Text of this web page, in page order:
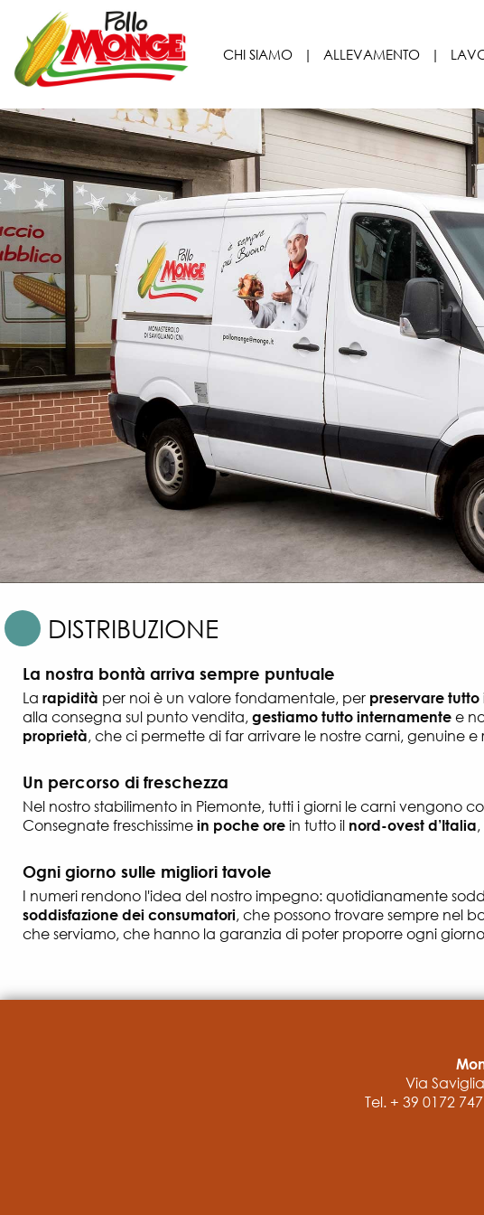
CHI SIAMO | ALLEVAMENTO |
DISTRIBUZIONE
La nostra bontà arriva sempre puntuale
La rapidità per noi è un valore fondamentale, per preservare
alla consegna sul punto vendita, gestiamo tutto internamente e
proprietà, che ci permette di far arrivare le nostre carni, genuine
Un percorso di freschezza
Nel nostro stabilimento in Piemonte, tutti i giorni le carni vengono
Consegnate freschissime in poche ore in tutto il nord-ovest d’Italia
Ogni giorno sulle migliori tavole
I numeri rendono l'idea del nostro impegno: quotidianamente
soddisfazione dei consumatori, che possono trovare sempre nel
che serviamo, che hanno la garanzia di poter proporre ogni
Via
Tel. + 39 0172